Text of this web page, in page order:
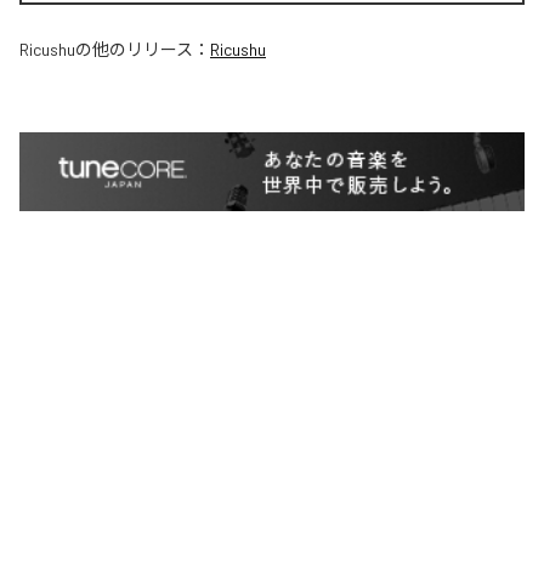
Ricushuの他のリリース： Ricushu